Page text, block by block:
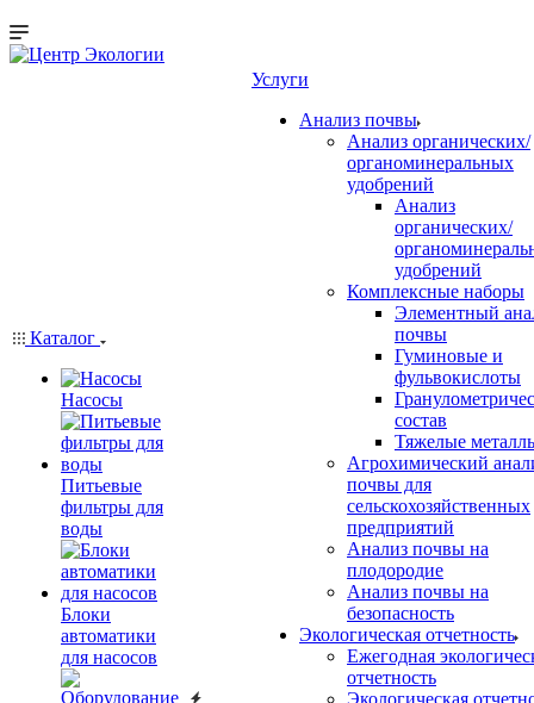
Каталог
Насосы
Питьевые
фильтры для
воды
Блоки
автоматики
для насосов
Услуги
Анализ почвы
Анализ органических/
органоминеральных
удобрений
Анализ
органических/
удобрений
Комплексные наборы
Элементный
почвы
Гуминовые и
фульвокислоты
состав
Тяжелые
Агрохимический
почвы для
сельскохозяйственных
предприятий
Анализ почвы на
плодородие
Анализ почвы на
безопасность
Экологическая отчетность
Ежегодная
отчетность
Экологическая